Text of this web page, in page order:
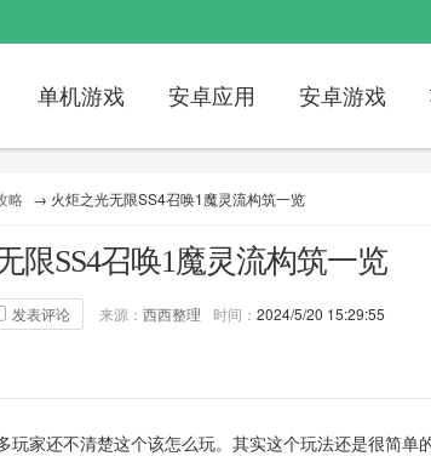
单机游戏 安卓应用 安卓游戏
略 → 火炬之光无限SS4召唤1魔灵流构筑一览
限SS4召唤1魔灵流构筑一览
发表评论 来源： 西西整理 时间： 2024/5/20 15:29:55
307 评论： 0次 标签： 火炬之光无限 魔灵流
玩家还不清楚这个该怎么玩。其实这个玩法还是很简单